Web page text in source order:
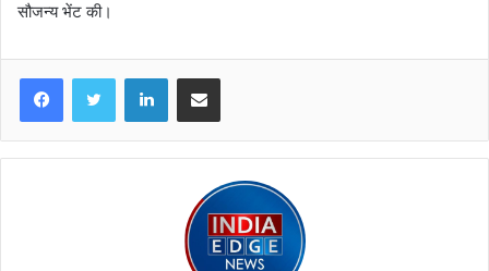
सौजन्य भेंट की।
LinkedInShare via Email